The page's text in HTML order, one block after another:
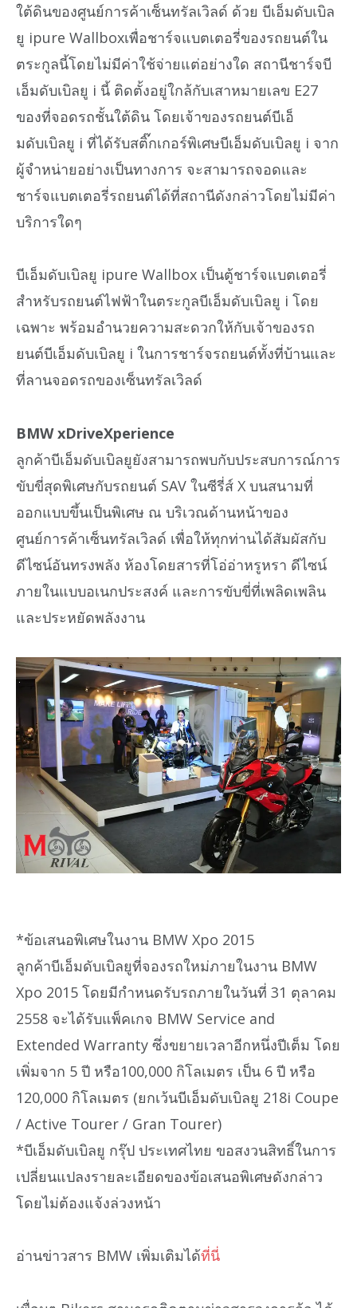
ใต้ดินของศูนย์การค้าเซ็นทรัลเวิลด์ ด้วย บีเอ็มดับเบิล
ยู ipure Wallboxเพื่อชาร์จแบตเตอรี่ของรถยนต์ใน
ตระกูลนี้โดยไม่มีค่าใช้จ่ายแต่อย่างใด สถานีชาร์จบี
เอ็มดับเบิลยู i นี้ ติดตั้งอยู่ใกล้กับเสาหมายเลข E27
ของที่จอดรถชั้นใต้ดิน โดยเจ้าของรถยนต์บีเอ็
มดับเบิลยู i ที่ได้รับสติ๊กเกอร์พิเศษบีเอ็มดับเบิลยู i จาก
ผู้จำหน่ายอย่างเป็นทางการ จะสามารถจอดและ
ชาร์จแบตเตอรี่รถยนต์ได้ที่สถานีดังกล่าวโดยไม่มีค่า
บริการใดๆ
บีเอ็มดับเบิลยู ipure Wallbox เป็นตู้ชาร์จแบตเตอรี่
สำหรับรถยนต์ไฟฟ้าในตระกูลบีเอ็มดับเบิลยู i โดย
เฉพาะ พร้อมอำนวยความสะดวกให้กับเจ้าของรถ
ยนต์บีเอ็มดับเบิลยู i ในการชาร์จรถยนต์ทั้งที่บ้านและ
ที่ลานจอดรถของเซ็นทรัลเวิลด์
BMW xDriveXperience
ลูกค้าบีเอ็มดับเบิลยูยังสามารถพบกับประสบการณ์การ
ขับขี่สุดพิเศษกับรถยนต์ SAV ในซีรี่ส์ X บนสนามที่
ออกแบบขึ้นเป็นพิเศษ ณ บริเวณด้านหน้าของ
ศูนย์การค้าเซ็นทรัลเวิลด์ เพื่อให้ทุกท่านได้สัมผัสกับ
ดีไซน์อันทรงพลัง ห้องโดยสารที่โอ่อ่าหรูหรา ดีไซน์
ภายในแบบอเนกประสงค์ และการขับขี่ที่เพลิดเพลิน
และประหยัดพลังงาน
*ข้อเสนอพิเศษในงาน BMW Xpo 2015
ลูกค้าบีเอ็มดับเบิลยูที่จองรถใหม่ภายในงาน BMW
Xpo 2015 โดยมีกำหนดรับรถภายในวันที่ 31 ตุลาคม
2558 จะได้รับแพ็คเกจ BMW Service and
Extended Warranty ซึ่งขยายเวลาอีกหนึ่งปีเต็ม โดย
เพิ่มจาก 5 ปี หรือ100,000 กิโลเมตร เป็น 6 ปี หรือ
120,000 กิโลเมตร (ยกเว้นบีเอ็มดับเบิลยู 218i Coupe
/ Active Tourer / Gran Tourer)
*บีเอ็มดับเบิลยู กรุ๊ป ประเทศไทย ขอสงวนสิทธิ์ในการ
เปลี่ยนแปลงรายละเอียดของข้อเสนอพิเศษดังกล่าว
โดยไม่ต้องแจ้งล่วงหน้า
อ่านข่าวสาร BMW เพิ่มเติมได้ที่นี่